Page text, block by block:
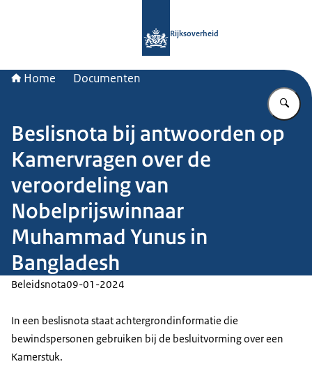
Rijksoverheid
Home Documenten
Beslisnota bij antwoorden op
Kamervragen over de
veroordeling van
Nobelprijswinnaar
Muhammad Yunus in
Bangladesh
Beleidsnota09-01-2024
In een beslisnota staat achtergrondinformatie die
bewindspersonen gebruiken bij de besluitvorming over een
Kamerstuk.